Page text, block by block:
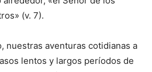
(v. 7).
nuestras aventuras cotidianas a
lentos y largos períodos de